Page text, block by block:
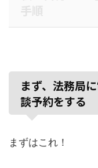
まず、法務局
談予約をする
まずはこれ！